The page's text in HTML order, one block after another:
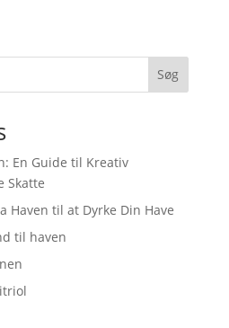
Søg
En Guide til Kreativ
Skatte
Haven til at Dyrke Din Have
til haven